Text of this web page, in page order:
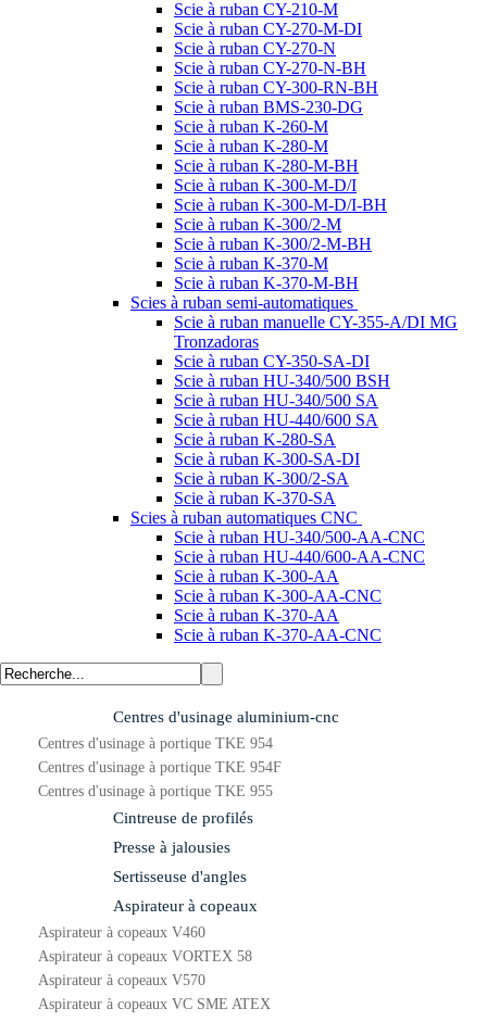
Scie à ruban CY-210-M
Scie à ruban CY-270-M-DI
Scie à ruban CY-270-N
Scie à ruban CY-270-N-BH
Scie à ruban CY-300-RN-BH
Scie à ruban BMS-230-DG
Scie à ruban K-260-M
Scie à ruban K-280-M
Scie à ruban K-280-M-BH
Scie à ruban K-300-M-D/I
Scie à ruban K-300-M-D/I-BH
Scie à ruban K-300/2-M
Scie à ruban K-300/2-M-BH
Scie à ruban K-370-M
Scie à ruban K-370-M-BH
Scies à ruban semi-automatiques
Scie à ruban manuelle CY-355-A/DI MG
Tronzadoras
Scie à ruban CY-350-SA-DI
Scie à ruban HU-340/500 BSH
Scie à ruban HU-340/500 SA
Scie à ruban HU-440/600 SA
Scie à ruban K-280-SA
Scie à ruban K-300-SA-DI
Scie à ruban K-300/2-SA
Scie à ruban K-370-SA
Scies à ruban automatiques CNC
Scie à ruban HU-340/500-AA-CNC
Scie à ruban HU-440/600-AA-CNC
Scie à ruban K-300-AA
Scie à ruban K-300-AA-CNC
Scie à ruban K-370-AA
Scie à ruban K-370-AA-CNC
Centres d'usinage aluminium-cnc
Centres d'usinage à portique TKE 954
Centres d'usinage à portique TKE 954F
Centres d'usinage à portique TKE 955
Cintreuse de profilés
Presse à jalousies
Sertisseuse d'angles
Aspirateur à copeaux
Aspirateur à copeaux V460
Aspirateur à copeaux VORTEX 58
Aspirateur à copeaux V570
Aspirateur à copeaux VC SME ATEX